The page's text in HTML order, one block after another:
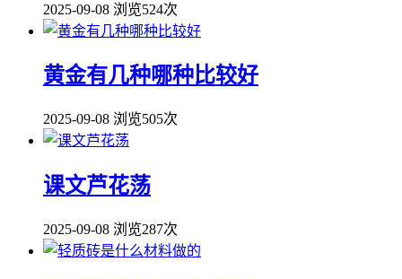
2025-09-08 浏览524次
黄金有几种哪种比较好
2025-09-08 浏览505次
课文芦花荡
2025-09-08 浏览287次